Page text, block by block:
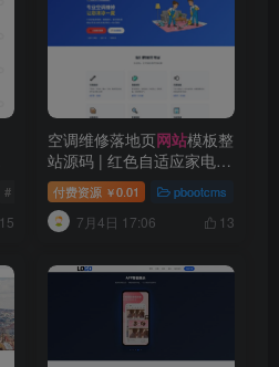
# codex教程 # codex视频
15
空调维修落地页网站模板整
站源码 | 红色自适应家电维
修上门服务建站源码带紧急
报修
付费资源 ￥0.01 pbootcms
7月4日 17:06 13